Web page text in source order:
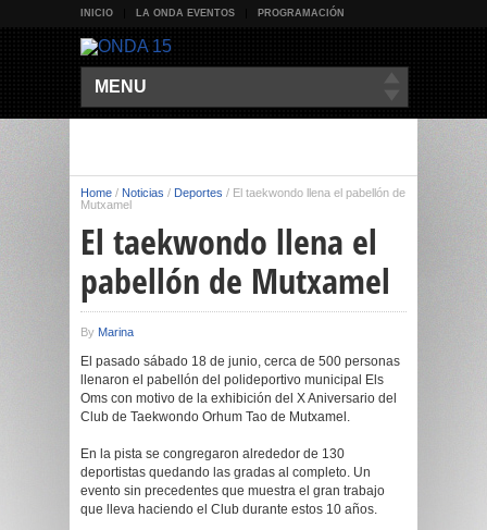
INICIO LA ONDA EVENTOS PROGRAMACIÓN
MENU
Home / Noticias / Deportes / El taekwondo llena el pabellón de
Mutxamel
El taekwondo llena el
pabellón de Mutxamel
By Marina
El pasado sábado 18 de junio, cerca de 500 personas
llenaron el pabellón del polideportivo municipal Els
Oms con motivo de la exhibición del X Aniversario del
Club de Taekwondo Orhum Tao de Mutxamel.
En la pista se congregaron alrededor de 130
deportistas quedando las gradas al completo. Un
evento sin precedentes que muestra el gran trabajo
que lleva haciendo el Club durante estos 10 años.